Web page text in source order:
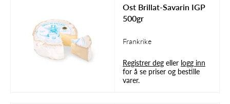
Ost Brillat-Savarin IGP
500gr
Frankrike
Registrer deg eller logg inn
for å se priser og bestille
varer.